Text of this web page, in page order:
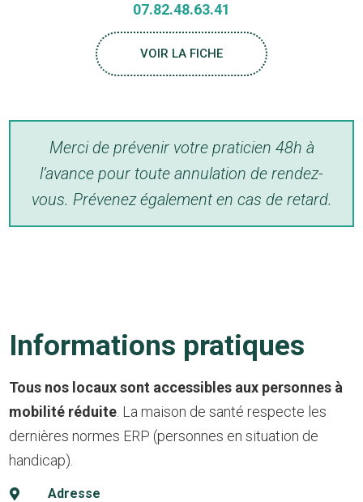
07.82.48.63.41
VOIR LA FICHE
Merci de prévenir votre praticien 48h à
l’avance pour toute annulation de rendez-
vous. Prévenez également en cas de retard.
Informations pratiques
Tous nos locaux sont accessibles aux personnes à
mobilité réduite. La maison de santé respecte les
dernières normes ERP (personnes en situation de
handicap).
 Adresse